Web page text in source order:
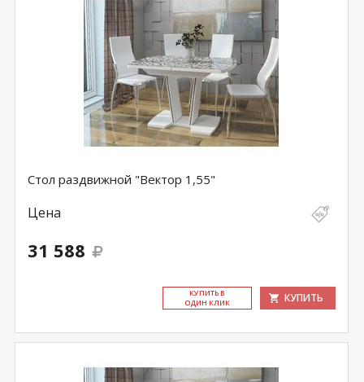
Стол раздвижной "Вектор 1,55"
Цена
31 588
КУ­ПИТЬ В
ОДИН КЛИК
КУПИТЬ